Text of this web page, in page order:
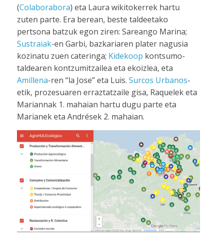
(Colaborabora) eta Laura wikitokerrek hartu
zuten parte. Era berean, beste taldeetako
pertsona batzuk egon ziren: Sareango Marina;
Sustraiak-en Garbi, bazkariaren plater nagusia
kozinatu zuen cateringa; Kidekoop kontsumo-
taldearen kontzumitzailea eta ekoizlea, eta
Amillena-ren “la Jose” eta Luis. Surcos Urbanos-
etik, prozesuaren erraztatzaile gisa, Raquelek eta
Mariannak 1. mahaian hartu dugu parte eta
Marianek eta Andrések 2. mahaian.